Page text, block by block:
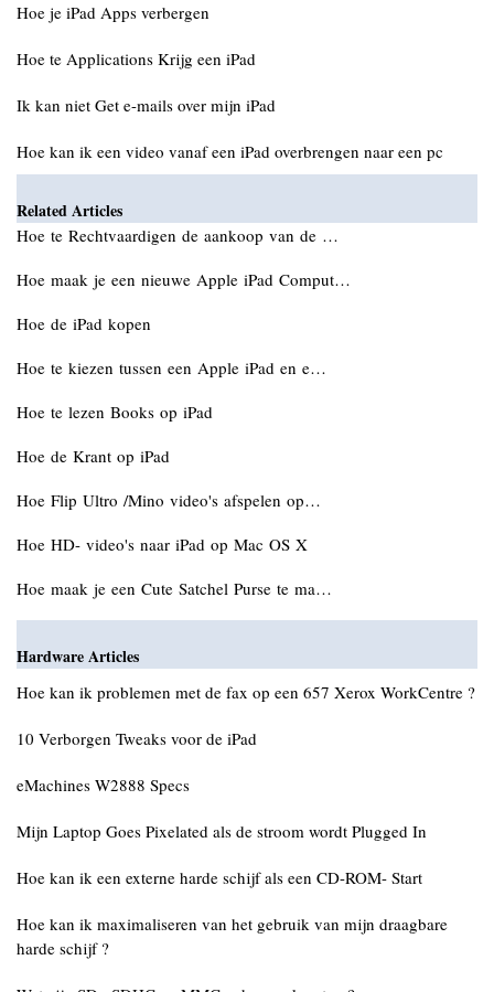
Hoe je iPad Apps verbergen
Hoe te Applications Krijg een iPad
Ik kan niet Get e-mails over mijn iPad
Hoe kan ik een video vanaf een iPad overbrengen naar een pc
Related Articles
Hoe te Rechtvaardigen de aankoop van de …
Hoe maak je een nieuwe Apple iPad Comput…
Hoe de iPad kopen
Hoe te kiezen tussen een Apple iPad en e…
Hoe te lezen Books op iPad
Hoe de Krant op iPad
Hoe Flip Ultro /Mino video's afspelen op…
Hoe HD- video's naar iPad op Mac OS X
Hoe maak je een Cute Satchel Purse te ma…
Hardware Articles
Hoe kan ik problemen met de fax op een 657 Xerox WorkCentre ?
10 Verborgen Tweaks voor de iPad
eMachines W2888 Specs
Mijn Laptop Goes Pixelated als de stroom wordt Plugged In
Hoe kan ik een externe harde schijf als een CD-ROM- Start
Hoe kan ik maximaliseren van het gebruik van mijn draagbare
harde schijf ?